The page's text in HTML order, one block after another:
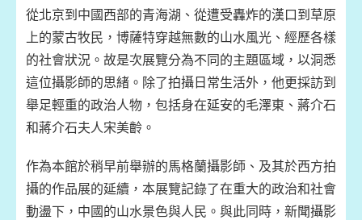
從北京到中國西部的青海湖、從遭受轟炸的漢口到草原
上的蒙古牧民，博薩特穿越無數的山水風光、經歷各樣
的社會狀況。故是次展覽分為不同的主題區域，以洞悉
這位攝影師的思緒。除了拍攝日常生活外，他更採訪到
舉足輕重的政治人物，包括身在延安的毛澤東、蔣介石
和蔣介石夫人宋美齡。
作為本館於稍早前舉辦的馬格蘭攝影師、及其於西方拍
攝的作品展的延續，本展覽記錄了在重大的政治和社會
動盪下，中國的山水景色與人民。與此同時，新聞攝影